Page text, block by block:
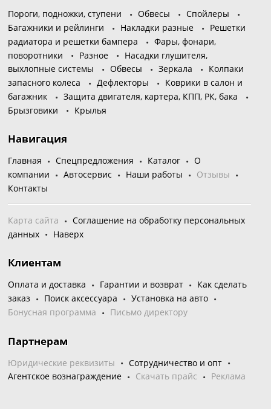
Пороги, подножки, ступени Обвесы
Спойлеры
Багажники и рейлинги
Накладки разные
Решетки
радиатора и решетки бампера
Фары, фонари,
поворотники
Разное
Насадки глушителя,
выхлопные системы
Обвесы Зеркала
Колпаки
запасного колеса
Дефлекторы
Коврики в салон и
багажник
Защита двигателя, картера, КПП, РК, бака
Брызговики
Крылья
Навигация
Главная Спецпредложения Каталог
О
компании
Автосервис Наши работы
Отзывы
Контакты
Карта сайта
Соглашение на обработку персональных
данных
Наверх
Клиентам
Оплата и доставка Гарантии и возврат
Как сделать
заказ
Поиск аксессуара
Установка на авто
Бонусная программа
Письмо директору
Партнерам
Юридические реквизиты
Сотрудничество и опт
Агентское вознаграждение
Скачать прайс Реклама